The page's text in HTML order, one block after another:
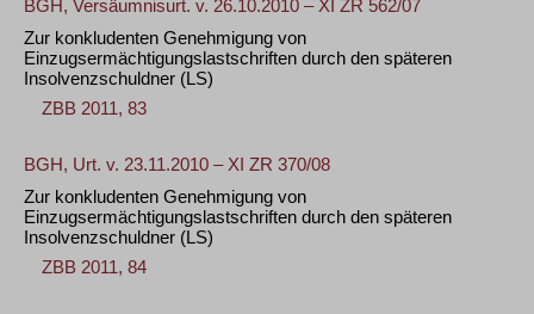
BGH, Versäumnisurt. v. 26.10.2010 – XI ZR 562/07
Zur konkludenten Genehmigung von
Einzugsermächtigungslastschriften durch den späteren
Insolvenzschuldner (LS)
ZBB 2011, 83
BGH, Urt. v. 23.11.2010 – XI ZR 370/08
Zur konkludenten Genehmigung von
Einzugsermächtigungslastschriften durch den späteren
Insolvenzschuldner (LS)
ZBB 2011, 84